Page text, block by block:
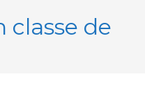
classe de